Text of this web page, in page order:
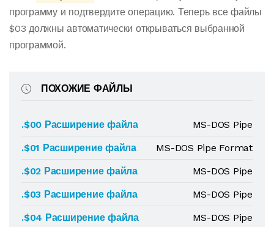
программу и подтвердите операцию. Теперь все файлы
$03 должны автоматически открываться выбранной
программой.
ПОХОЖИЕ ФАЙЛЫ
.$00 Расширение файла
MS-DOS Pipe
.$01 Расширение файла
MS-DOS Pipe Format
.$02 Расширение файла
MS-DOS Pipe
.$03 Расширение файла
MS-DOS Pipe
.$04 Расширение файла
MS-DOS Pipe